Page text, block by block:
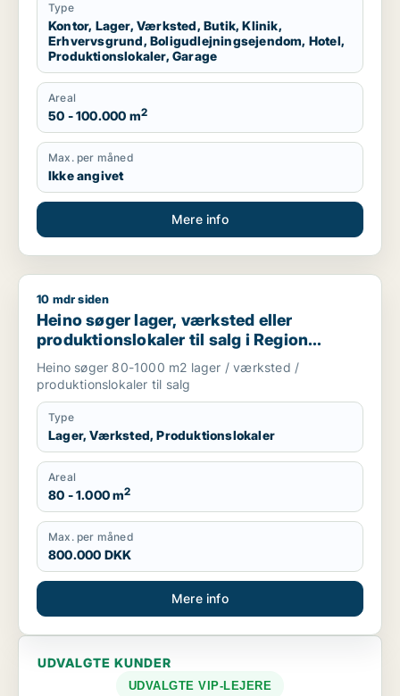
Type
Kontor, Lager, Værksted, Butik, Klinik,
Erhvervsgrund, Boligudlejningsejendom, Hotel,
Produktionslokaler, Garage
Areal
50 - 100.000 m2
Max. per måned
Ikke angivet
Mere info
Heino søger lager, værksted eller produktionslokaler til salg
10 mdr siden
Heino søger lager, værksted eller
produktionslokaler til salg i Region
Sjælland
Heino søger 80-1000 m2 lager / værksted /
produktionslokaler til salg
Type
Lager, Værksted, Produktionslokaler
Areal
80 - 1.000 m2
Max. per måned
800.000 DKK
Mere info
UDVALGTE KUNDER
UDVALGTE VIP-LEJERE